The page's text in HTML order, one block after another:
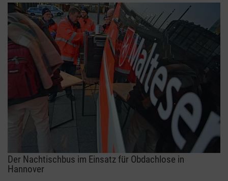
Der Nachtischbus im Einsatz für Obdachlose in
Hannover